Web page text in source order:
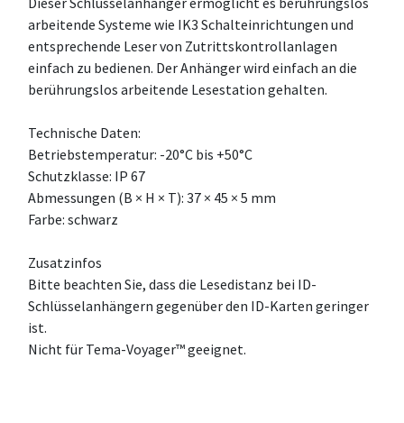
arbeitende Systeme wie IK3 Schalteinrichtungen und
entsprechende Leser von Zutrittskontrollanlagen
einfach zu bedienen. Der Anhänger wird einfach an die
berührungslos arbeitende Lesestation gehalten.
Technische Daten:
Betriebstemperatur: -20°C bis +50°C
Schutzklasse: IP 67
Abmessungen (B × H × T): 37 × 45 × 5 mm
Farbe: schwarz
Zusatzinfos
Bitte beachten Sie, dass die Lesedistanz bei ID-
Schlüsselanhängern gegenüber den ID-Karten geringer
ist.
Nicht für Tema-Voyager™ geeignet.